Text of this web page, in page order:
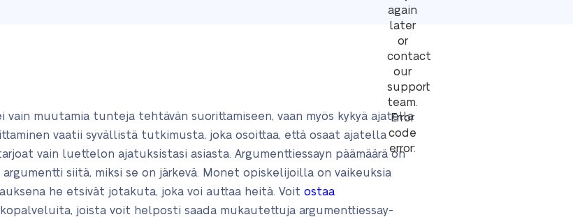
again
later
or
contact
our
support
team.
Error
code
error:
vain muutamia tunteja tehtävän suorittamiseen, vaan myös kykyä ajatella
vaatii syvällistä tutkimusta, joka osoittaa, että osaat ajatella
vain luettelon ajatuksistasi asiasta. Argumenttiessayn päämäärä on
siitä, miksi se on järkevä. Monet opiskelijoilla on vaikeuksia
he etsivät jotakuta, joka voi auttaa heitä. Voit ostaa
joista voit helposti saada mukautettuja argumenttiessay-